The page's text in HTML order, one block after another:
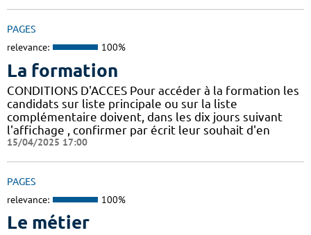
PAGES
relevance: 100%
La formation
CONDITIONS D'ACCES Pour accéder à la formation les
candidats sur liste principale ou sur la liste
complémentaire doivent, dans les dix jours suivant
l'affichage , confirmer par écrit leur souhait d'en
15/04/2025 17:00
PAGES
relevance: 100%
Le métier